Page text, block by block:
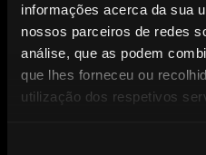
informações acerca da sua
nossos parceiros de redes
análise, que as podem
que lhes forneceu ou
utilização dos respetivos
AUDIOGEST ASSINALA DIA
Outubro 01, 2021